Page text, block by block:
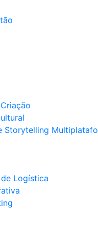
Storytelling
Logística